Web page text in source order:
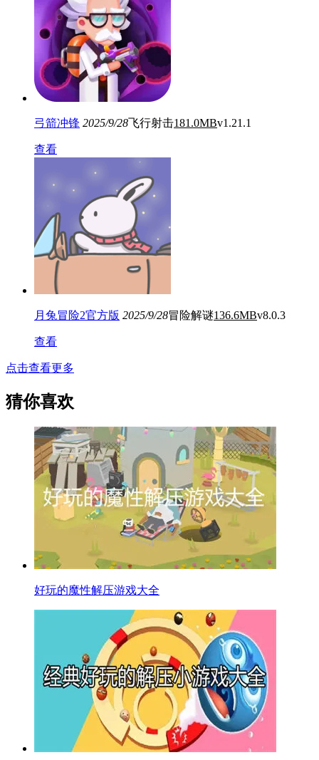
弓箭冲锋 2025/9/28飞行射击181.0MBv1.21.1
查看
月兔冒险2官方版 2025/9/28冒险解谜136.6MBv8.0.3
查看
点击查看更多
猜你喜欢
好玩的魔性解压游戏大全